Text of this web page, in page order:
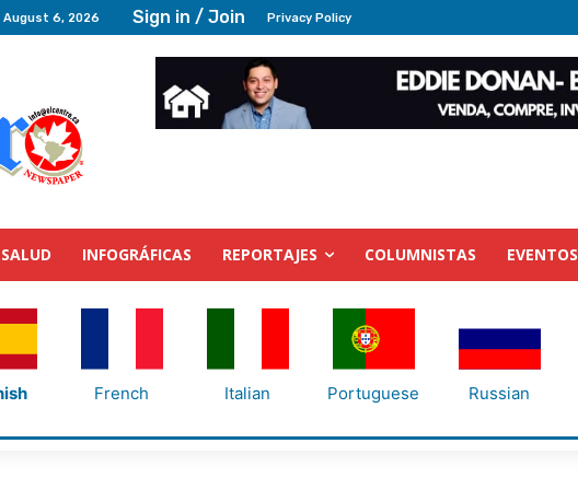
August 6, 2026 Sign in / Join Privacy Policy
SALUD INFOGRÁFICAS REPORTAJES COLUMNISTAS EVENTOS
French Italian Portuguese Russian